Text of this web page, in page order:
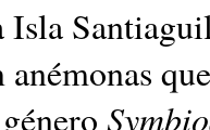
Isla